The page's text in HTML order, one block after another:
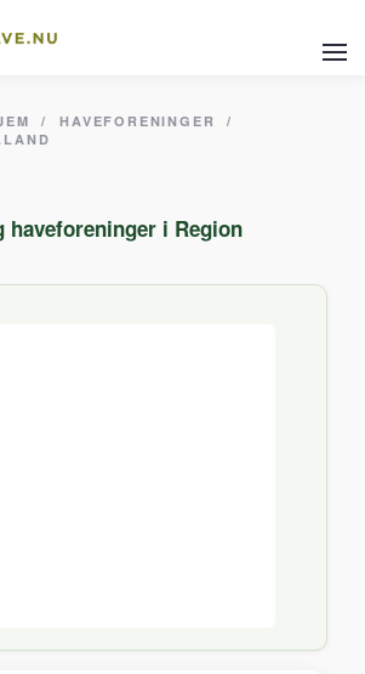
/ HAVEFORENINGER
/
haveforeninger i Region